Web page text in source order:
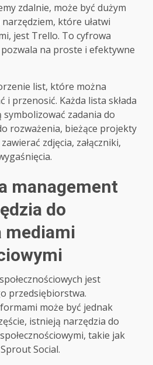
zdalnie, może być dużym
które ułatwi
jest Trello. To cyfrowa
na proste i efektywne
list, które można
i przenosić. Każda lista składa
zadania do
rozważenia, bieżące projekty
zdjęcia, załączniki,
management
do
mediami
jest
przedsiębiorstwa.
może być jednak
istnieją narzędzia do
takie jak
Social.